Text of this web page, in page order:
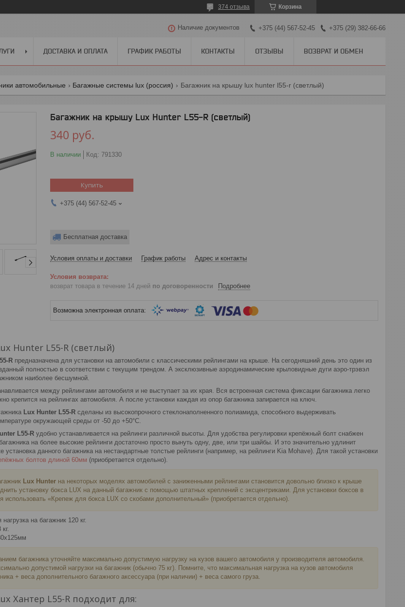
Корзина
374 отзыва
Наличие документов +375 (44) 567-52-45 +375 (29) 382-66-66
ДОСТАВКА И ОПЛАТА ГРАФИК РАБОТЫ КОНТАКТЫ ОТЗЫВЫ ВОЗВРАТ И ОБМЕН
автомобильные Багажные системы lux (россия) Багажник на крышу lux hunter l55-r (светлый)
Багажник на крышу Lux Hunter L55-R (светлый)
340 руб.
В наличии Код: 791330
Купить
+375 (44) 567-52-45
Бесплатная доставка
Условия оплаты и доставки График работы Адрес и контакты
возврат товара в течение 14 дней по договоренности Подробнее
Hunter L55-R (светлый)
R предназначена для установки на автомобили с классическими рейлингами на крыше. На сегодняшний день это один из
полностью в соответствии с текущим трендом. А эксклюзивные аэродинамические крыловидные дуги аэро-трэвэл
наиболее бесшумной.
между рейлингами автомобиля и не выступает за их края. Вся встроенная система фиксации багажника легко
крепится на рейлингах автомобиля. А после установки каждая из опор багажника запирается на ключ.
Lux Hunter L55-R сделаны из высокопрочного стеклонаполненного полиамида, способного выдерживать
окружающей среды от -50 до +50°C.
L55-R удобно устанавливается на рейлинги различной высоты. Для удобства регулировки крепёжный болт снабжен
на более высокие рейлинги достаточно просто вынуть одну, две, или три шайбы. И это значительно удлинит
данного багажника на нестандартные толстые рейлинги (например, на рейлинги Kia Mohave). Для такой установки
болтов длиной 60мм (приобретается отдельно).
Lux Hunter​​​​​​​ на некоторых моделях автомобилей с заниженными рейлингами становится довольно близко к крыше
установку бокса LUX на данный багажник с помощью штатных креплений с эксцентриками. Для установки боксов в
использовать «Крепеж для бокса LUX со скобами дополнительный» (приобретается отдельно).
на багажник 120 кг.
багажника уточняйте максимально допустимую нагрузку на кузов вашего автомобиля у производителя автомобиля.
допустимой нагрузки на багажник (обычно 75 кг). Помните, что максимальная нагрузка на кузов автомобиля
+ веса дополнительного багажного аксессуара (при наличии) + веса самого груза.
Хантер L55-R подходит для: